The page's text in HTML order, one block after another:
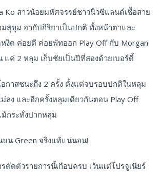
Ko สาวน้อยมหัศจรรย์ชาวนิวซีแลนด์เชื้อสาย
มสุขุม อากัปกิริยาเป็นปกติ ทั้งหน้าตาและ
งิด ค่อยตี ค่อยพัทออก Play Off กับ Morgan
แค่ 2 หลุม เก็บชัยเป็นปีที่สองด้วยเบอร์ดี้
กาสชนะถึง 2 ครั้ง ตั้งแต่จบรอบปกติในหลุม
ลง และอีกครั้งหลุมเดียวกันตอน Play Off
กระทั่งปากหลุม
น Green จริงแท้แน่นอน!
ตัดตัวรายการนี้เกือบครบ เว้นแต่โปรจูเนียร์